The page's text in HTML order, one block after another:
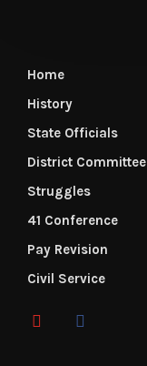
Home
History
State Officials
District Committee
Struggles
41 Conference
Pay Revision
Civil Service